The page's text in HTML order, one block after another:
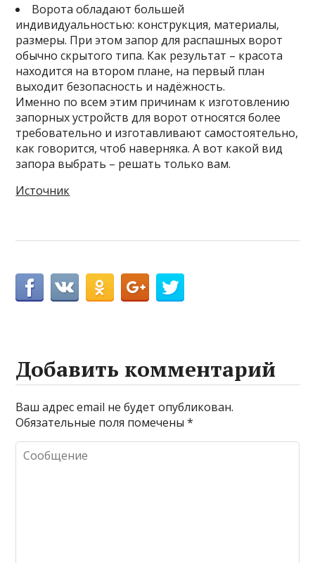
Ворота обладают большей
индивидуальностью: конструкция, материалы,
размеры. При этом запор для распашных ворот
обычно скрытого типа. Как результат – красота
находится на втором плане, на первый план
выходит безопасность и надёжность.
Именно по всем этим причинам к изготовлению
запорных устройств для ворот относятся более
требовательно и изготавливают самостоятельно,
как говорится, чтоб наверняка. А вот какой вид
запора выбрать – решать только вам.
Источник
Добавить комментарий
Ваш адрес email не будет опубликован.
Обязательные поля помечены*